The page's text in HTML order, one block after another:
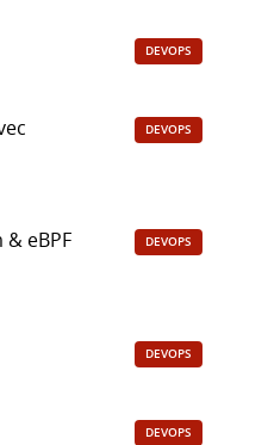
DEVOPS
DEVOPS
eBPF
DEVOPS
DEVOPS
DEVOPS